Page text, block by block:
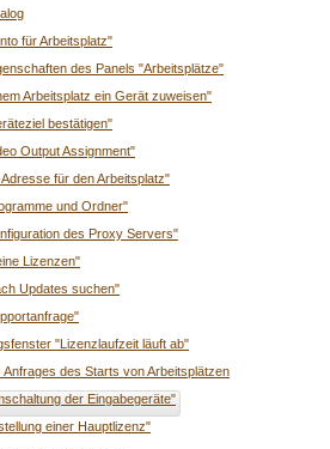
für Arbeitsplatz"
des Panels "Arbeitsplätze"
Arbeitsplatz ein Gerät zuweisen"
bestätigen"
Output Assignment"
für den Arbeitsplatz"
und Ordner"
des Proxy Servers"
Lizenzen"
Updates suchen"
"Lizenzlaufzeit läuft ab"
des Starts von Arbeitsplätzen
der Eingabegeräte"
einer Hauptlizenz"